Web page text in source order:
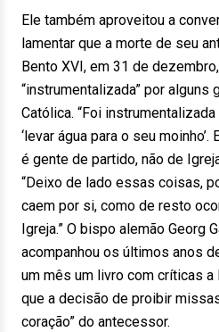
Ele também aproveitou a
lamentar que a morte de seu
Bento XVI, em 31 de
“instrumentalizada” por alguns
Católica. “Foi
‘levar água para o seu
é gente de partido, não de
“Deixo de lado essas coisas,
caem por si, como de resto
Igreja.” O bispo alemão Georg
acompanhou os últimos anos
um mês um livro com críticas a
que a decisão de proibir
coração” do antecessor.